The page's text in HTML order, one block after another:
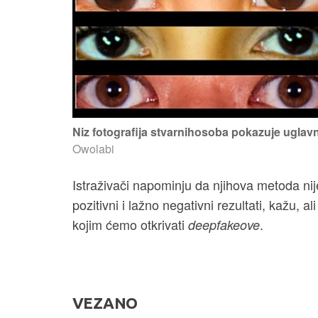
Niz fotografija stvarnihosoba pokazuje
Owolabi
Istraživači napominju da njihova metoda
pozitivni i lažno negativni rezultati, kažu,
kojim ćemo otkrivati deepfakeove.
VEZANO